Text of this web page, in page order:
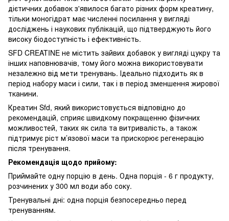
дієтичних добавок з'явилося багато різних форм креатину,
тільки моногідрат має численні посилання у вигляді
досліджень і наукових публікацій, що підтверджують його
високу біодоступність і ефективність.
SFD CREATINE не містить зайвих добавок у вигляді цукру та
інших наповнювачів, тому його можна використовувати
незалежно від мети тренувань. Ідеально підходить як в
період набору маси і сили, так і в період зменшення жирової
тканини.
Креатин Sfd, який використовується відповідно до
рекомендацій, сприяє швидкому покращенню фізичних
можливостей, таких як сила та витривалість, а також
підтримує ріст м’язової маси та прискорює регенерацію
після тренування.
Рекомендація щодо прийому:
Приймайте одну порцію в день. Одна порція - 6 г продукту,
розчинених у 300 мл води або соку.
Тренувальні дні: одна порція безпосередньо перед
тренуванням.